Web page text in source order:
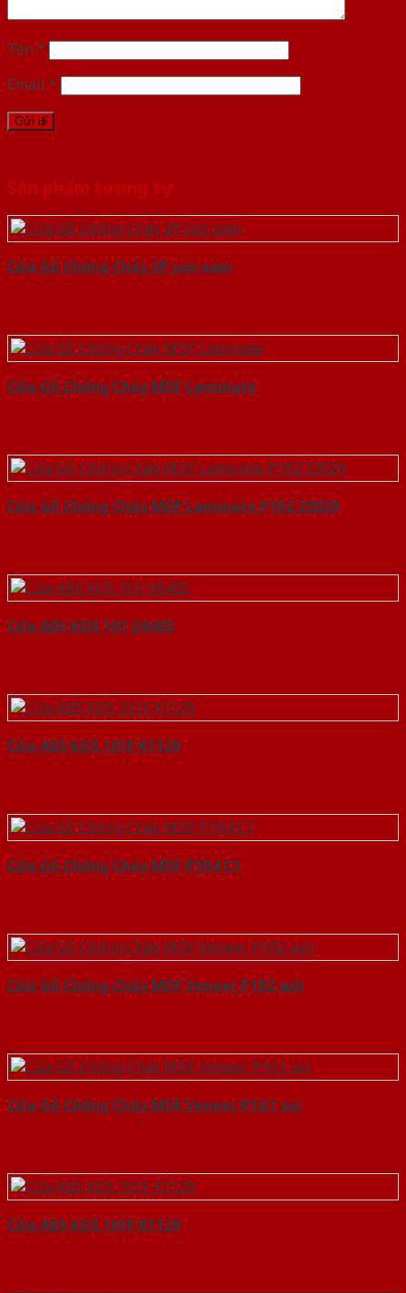
Tên *
Email *
Sản phẩm tương tự
Cửa Gỗ Chống Cháy 2P son xam
Cửa Gỗ Chống Cháy MDF Laminate
Cửa Gỗ Chống Cháy MDF Laminate P1R2 23029
Cửa ABS KOS 101 U6405
Cửa ABS KOS 101F K1129
Cửa Gỗ Chống Cháy MDF P1R4 C1
Cửa Gỗ Chống Cháy MDF Veneer P1R2 ash
Cửa Gỗ Chống Cháy MDF Veneer P1G1 soi
Cửa ABS KOS 101F K1129